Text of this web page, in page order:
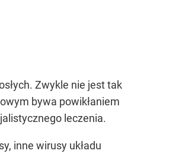
Zwykle nie jest tak
bywa powikłaniem
leczenia.
inne wirusy układu